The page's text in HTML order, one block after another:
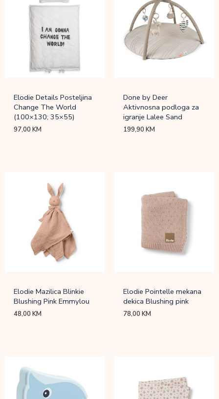
Elodie Details Posteljina
Change The World
(100×130; 35×55)
97,00KM
Done by Deer
Aktivnosna podloga za
igranje Lalee Sand
199,90KM
Elodie Mazilica Blinkie
Blushing Pink Emmylou
48,00KM
Elodie Pointelle mekana
dekica Blushing pink
78,00KM